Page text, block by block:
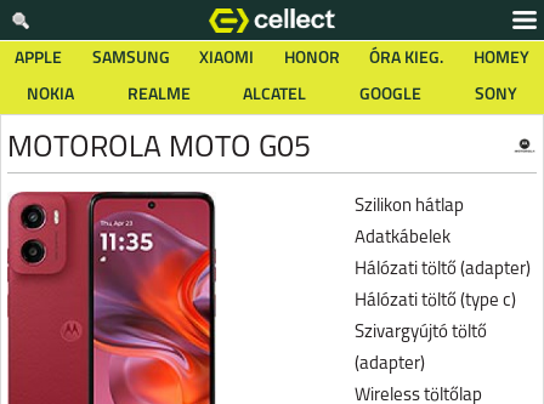
APPLE SAMSUNG XIAOMI HONOR ÓRA KIEG.
HOMEY
NOKIA
REALME ALCATEL GOOGLE SONY
MOTOROLA MOTO G05
Szilikon hátlap
Adatkábelek
Hálózati töltő (adapter)
Hálózati töltő (type c)
Szivargyújtó töltő
(adapter)
Wireless töltőlap